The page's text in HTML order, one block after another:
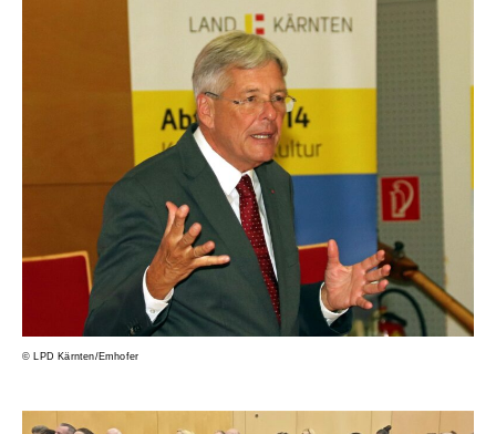
© LPD Kärnten/Emhofer